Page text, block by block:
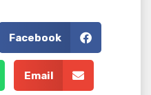
Facebook
Email